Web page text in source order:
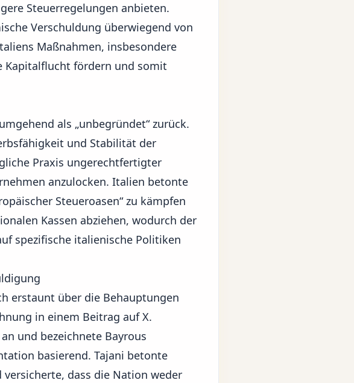
Steuerregelungen anbieten.
Verschuldung überwiegend von
Maßnahmen, insbesondere
Kapitalflucht fördern und somit
als „unbegründet“ zurück.
und Stabilität der
Praxis ungerechtfertigter
anzulocken. Italien betonte
Steueroasen“ zu kämpfen
Kassen abziehen, wodurch der
spezifische italienische Politiken
erstaunt über die Behauptungen
in einem Beitrag auf X.
und bezeichnete Bayrous
basierend. Tajani betonte
dass die Nation weder